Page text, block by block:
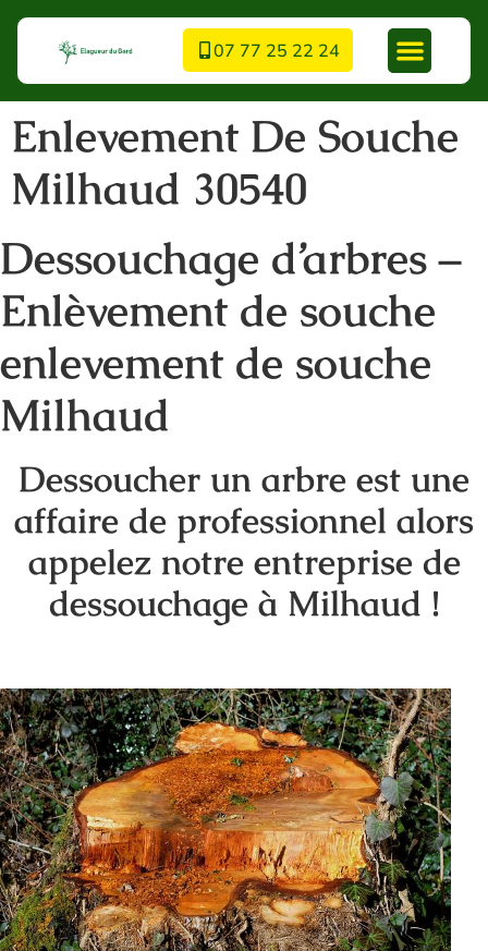
07 77 25 22 24
Enlevement De Souche
Milhaud 30540
Dessouchage d’arbres –
Enlèvement de souche
enlevement de souche
Milhaud
Dessoucher un arbre est une
affaire de professionnel alors
appelez notre entreprise de
dessouchage à Milhaud !